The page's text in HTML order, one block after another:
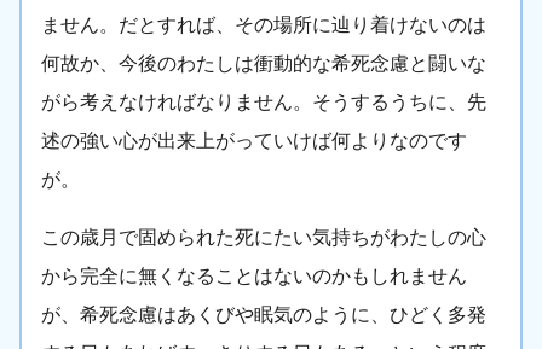
ません。だとすれば、その場所に辿り着けないのは
何故か、今後のわたしは衝動的な希死念慮と闘いな
がら考えなければなりません。そうするうちに、先
述の強い心が出来上がっていけば何よりなのです
が。
この歳月で固められた死にたい気持ちがわたしの心
から完全に無くなることはないのかもしれません
が、希死念慮はあくびや眠気のように、ひどく多発